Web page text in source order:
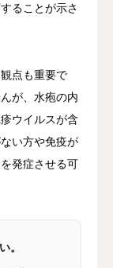
ることが示さ
点も重要で
が、水疱の内
ウイルスが含
い方や免疫が
発症させる可
。